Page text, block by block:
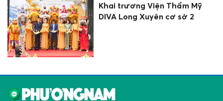
Khai trương Viện Thẩm Mỹ
DIVA Long Xuyên cơ sở 2